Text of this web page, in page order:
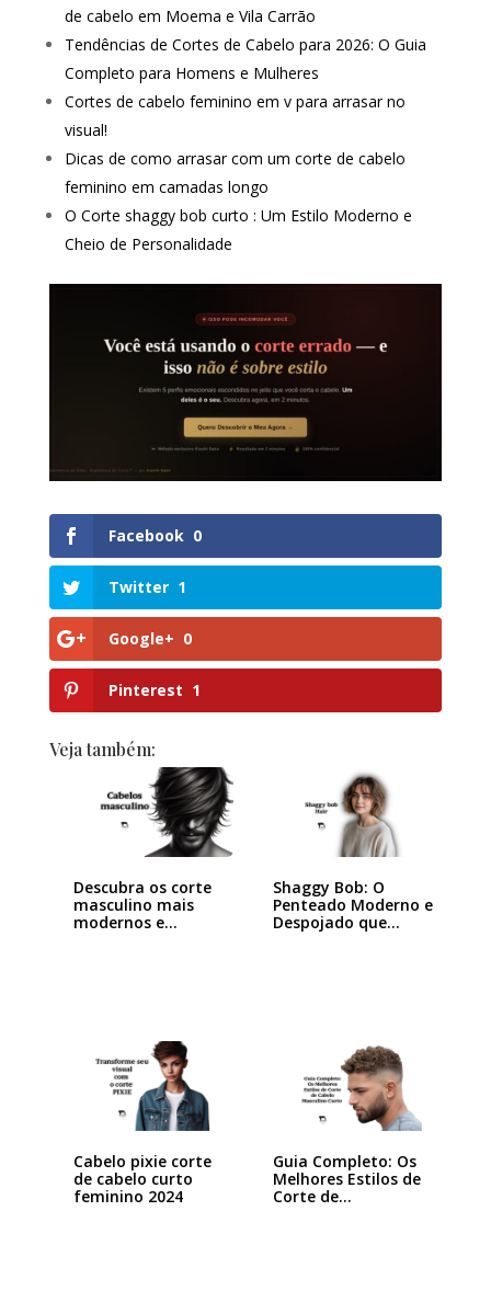
de cabelo em Moema e Vila Carrão
Tendências de Cortes de Cabelo para 2026: O Guia
Completo para Homens e Mulheres
Cortes de cabelo feminino em v para arrasar no
visual!
Dicas de como arrasar com um corte de cabelo
feminino em camadas longo
O Corte shaggy bob curto : Um Estilo Moderno e
Cheio de Personalidade
Facebook 0
Twitter 1
Google+ 0
Pinterest 1
Veja também:
Descubra os corte
masculino mais
modernos e…
Shaggy Bob: O
Penteado Moderno e
Despojado que
Cabelo pixie corte
de cabelo curto
feminino 2024
Guia Completo: Os
Melhores Estilos de
Corte de…